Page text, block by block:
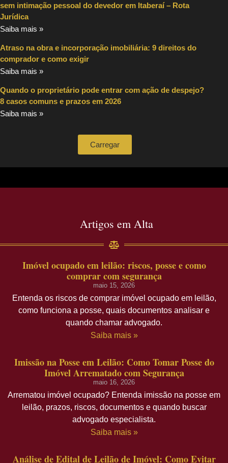
sem intimação pessoal do devedor em Itaberaí – Rota
Jurídica
Saiba mais »
Atraso na obra e incorporação imobiliária: 9 direitos do
comprador e como exigir
Saiba mais »
Quando o proprietário pode entrar com ação de despejo?
8 casos comuns e prazos em 2026
Saiba mais »
Carregar
Artigos em Alta
Imóvel ocupado em leilão: riscos, posse e como
comprar com segurança
maio 15, 2026
Entenda os riscos de comprar imóvel ocupado em leilão,
como funciona a posse, quais documentos analisar e
quando chamar advogado.
Saiba mais »
Imissão na Posse em Leilão: Como Tomar Posse do
Imóvel Arrematado com Segurança
maio 16, 2026
Arrematou imóvel ocupado? Entenda imissão na posse em
leilão, prazos, riscos, documentos e quando buscar
advogado especialista.
Saiba mais »
Análise de Edital de Leilão de Imóvel: Como Evitar